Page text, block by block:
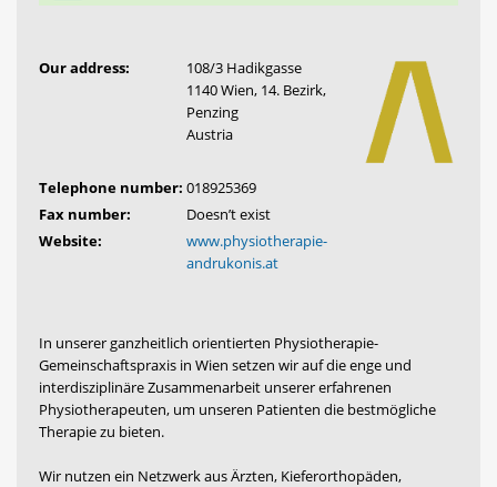
Our address:
108/3 Hadikgasse
1140 Wien, 14. Bezirk,
Penzing
Austria
Telephone number: 018925369
Fax number:
Doesn’t exist
Website:
www.physiotherapie-
andrukonis.at
In unserer ganzheitlich orientierten Physiotherapie-
Gemeinschaftspraxis in Wien setzen wir auf die enge und
interdisziplinäre Zusammenarbeit unserer erfahrenen
Physiotherapeuten, um unseren Patienten die bestmögliche
Therapie zu bieten.
Wir nutzen ein Netzwerk aus Ärzten, Kieferorthopäden,